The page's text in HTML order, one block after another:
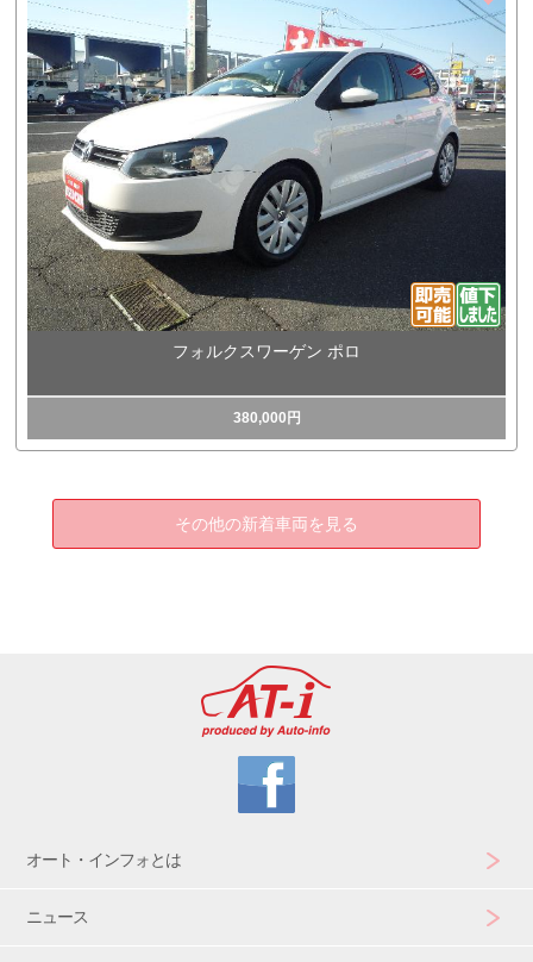
フォルクスワーゲン ポロ
380,000円
その他の新着車両を見る
オート・インフォとは
ニュース